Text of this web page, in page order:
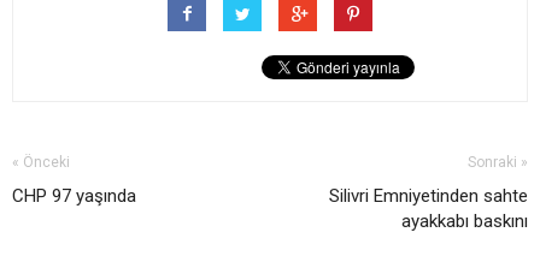
« Önceki
CHP 97 yaşında
Sonraki »
Silivri Emniyetinden sahte
ayakkabı baskını